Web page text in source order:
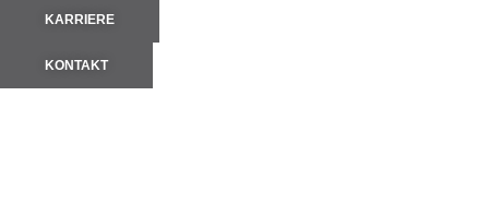
KARRIERE
KONTAKT